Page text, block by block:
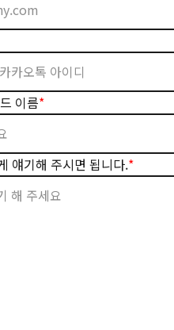
이름*
얘기해 주시면 됩니다.*